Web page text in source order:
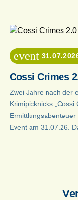
event
Cossi Crimes
Zwei Jahre nach der
Krimipicknicks „Cossi
Event am 31.07.26.